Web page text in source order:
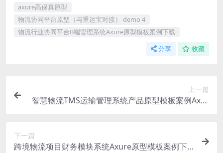
axure高保真原型
物流协同平台原型（与重运宝对接） demo 4
物流行业协同平台B端管理系统Axure原型模板案例下载
分享 收藏
上一篇
智慧物流TMS运输管理系统产品原型模板案例Axur
下一篇
跨境物流项目财务模块系统Axure原型模板案例下